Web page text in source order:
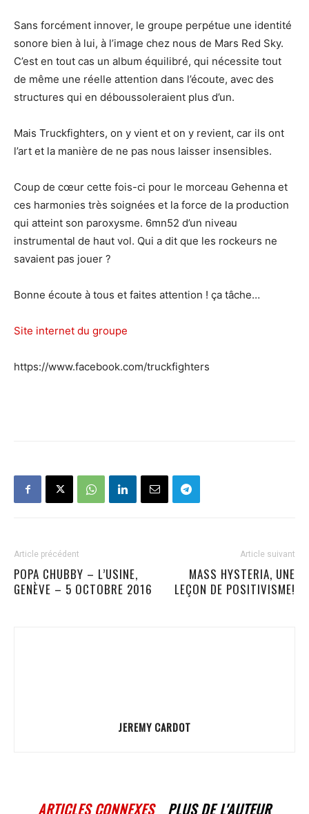
Sans forcément innover, le groupe perpétue une identité
sonore bien à lui, à l’image chez nous de Mars Red Sky.
C’est en tout cas un album équilibré, qui nécessite tout
de même une réelle attention dans l’écoute, avec des
structures qui en déboussoleraient plus d’un.
Mais Truckfighters, on y vient et on y revient, car ils ont
l’art et la manière de ne pas nous laisser insensibles.
Coup de cœur cette fois-ci pour le morceau Gehenna et
ces harmonies très soignées et la force de la production
qui atteint son paroxysme. 6mn52 d’un niveau
instrumental de haut vol. Qui a dit que les rockeurs ne
savaient pas jouer ?
Bonne écoute à tous et faites attention ! ça tâche…
Site internet du groupe
https://www.facebook.com/truckfighters
Article précédent
POPA CHUBBY – L’USINE,
GENÈVE – 5 OCTOBRE 2016
Article suivant
MASS HYSTERIA, UNE
LEÇON DE POSITIVISME!
JEREMY CARDOT
ARTICLES CONNEXES PLUS DE L'AUTEUR